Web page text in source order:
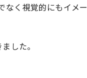
なく視覚的にもイメー
した。